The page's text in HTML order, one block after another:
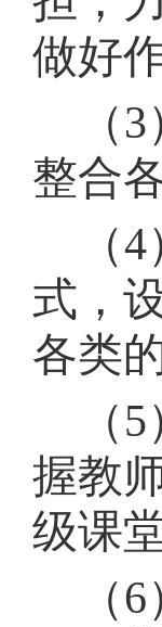
做好
（3
整合
（4
式，
各类
（5
握教
级课
（6